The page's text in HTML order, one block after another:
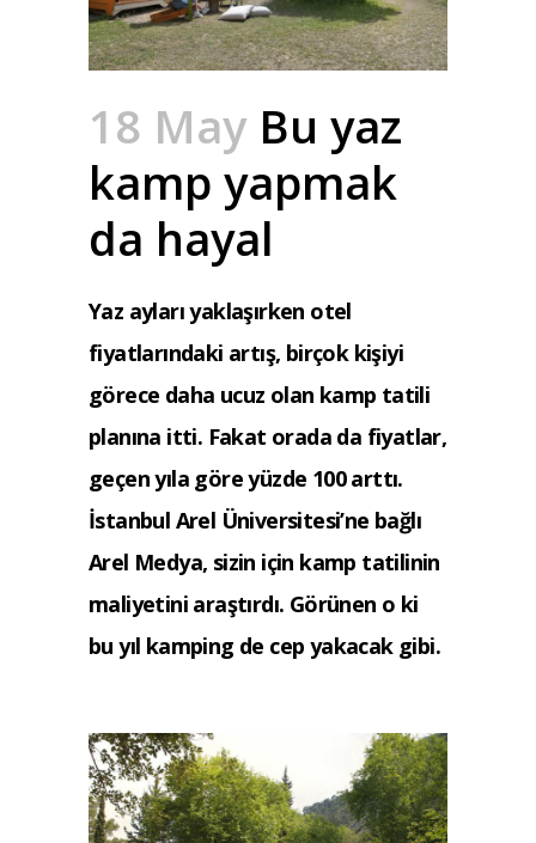
18 May Bu yaz
kamp yapmak
da hayal
Yaz ayları yaklaşırken otel
fiyatlarındaki artış, birçok kişiyi
görece daha ucuz olan kamp tatili
planına itti. Fakat orada da fiyatlar,
geçen yıla göre yüzde 100 arttı.
İstanbul Arel Üniversitesi’ne bağlı
Arel Medya, sizin için kamp tatilinin
maliyetini araştırdı. Görünen o ki
bu yıl kamping de cep yakacak gibi.